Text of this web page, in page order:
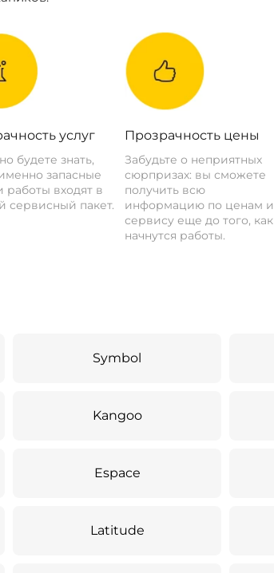
услуг
будете знать,
запасные
работы входят в
сервисный пакет.
Прозрачность цены
Забудьте о неприятных
сюрпризах: вы сможете
получить всю
информацию по ценам и
сервису еще до того, как
начнутся работы.
Symbol
Kangoo
Espace
Latitude